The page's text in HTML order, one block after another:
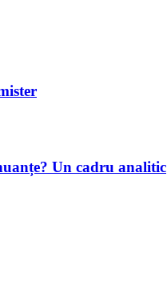
Un cadru analitic